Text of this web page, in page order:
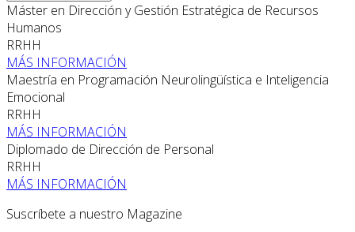
Máster en Dirección y Gestión Estratégica de Recursos
Humanos
RRHH
MÁS INFORMACIÓN
Maestría en Programación Neurolingüística e Inteligencia
Emocional
RRHH
MÁS INFORMACIÓN
Diplomado de Dirección de Personal
RRHH
MÁS INFORMACIÓN
Suscríbete a nuestro Magazine